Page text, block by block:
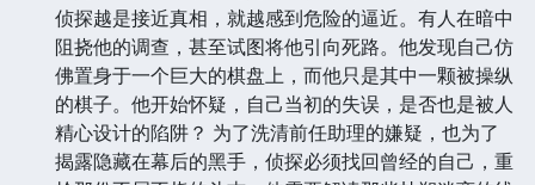
侦探越是接近真相，就越感到危险的逼近。有人在暗中
阻挠他的调查，甚至试图将他引向死路。他发现自己仿
佛置身于一个巨大的棋盘上，而他只是其中一颗被操纵
的棋子。他开始怀疑，自己当初的失误，是否也是被人
精心设计的陷阱？ 为了洗清前任助理的嫌疑，也为了
揭露隐藏在幕后的黑手，侦探必须找回曾经的自己，重